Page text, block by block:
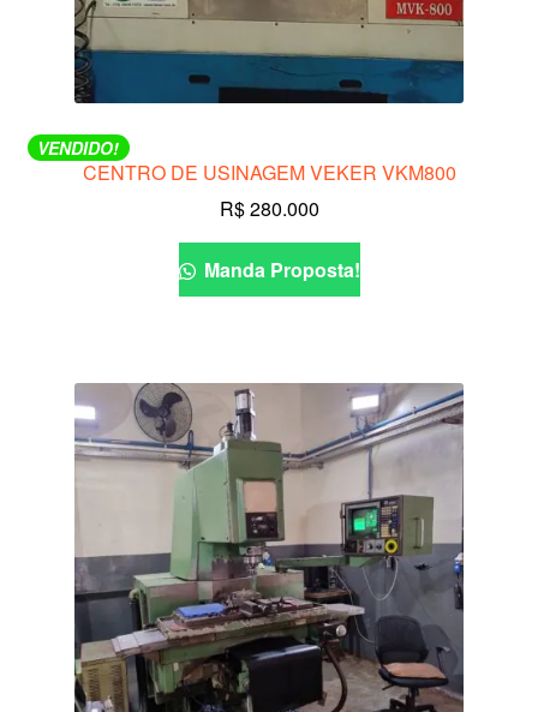
VENDIDO!
CENTRO DE USINAGEM VEKER VKM800
R$280.000
Manda Proposta!